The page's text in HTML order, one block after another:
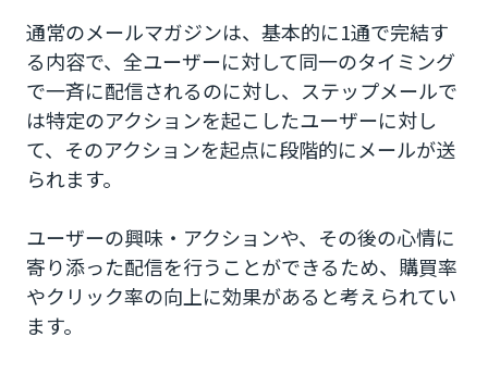
【4通目】体験談
【5通目】よくあるQ&A
【6通目】メールを購読してくれたお礼&お得情
報で後押し
通常のメールマガジンは、基本的に1通で完結す
る内容で、全ユーザーに対して同一のタイミング
で一斉に配信されるのに対し、ステップメールで
は特定のアクションを起こしたユーザーに対し
て、そのアクションを起点に段階的にメールが送
られます。
ユーザーの興味・アクションや、その後の心情に
寄り添った配信を行うことができるため、購買率
やクリック率の向上に効果があると考えられてい
ます。